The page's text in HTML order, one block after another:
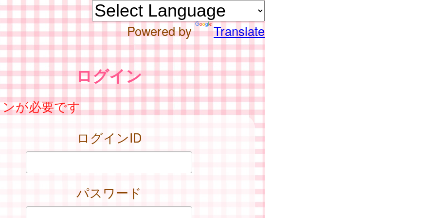
Powered by Translate
ログイン
が必要です
ログインID
パスワード